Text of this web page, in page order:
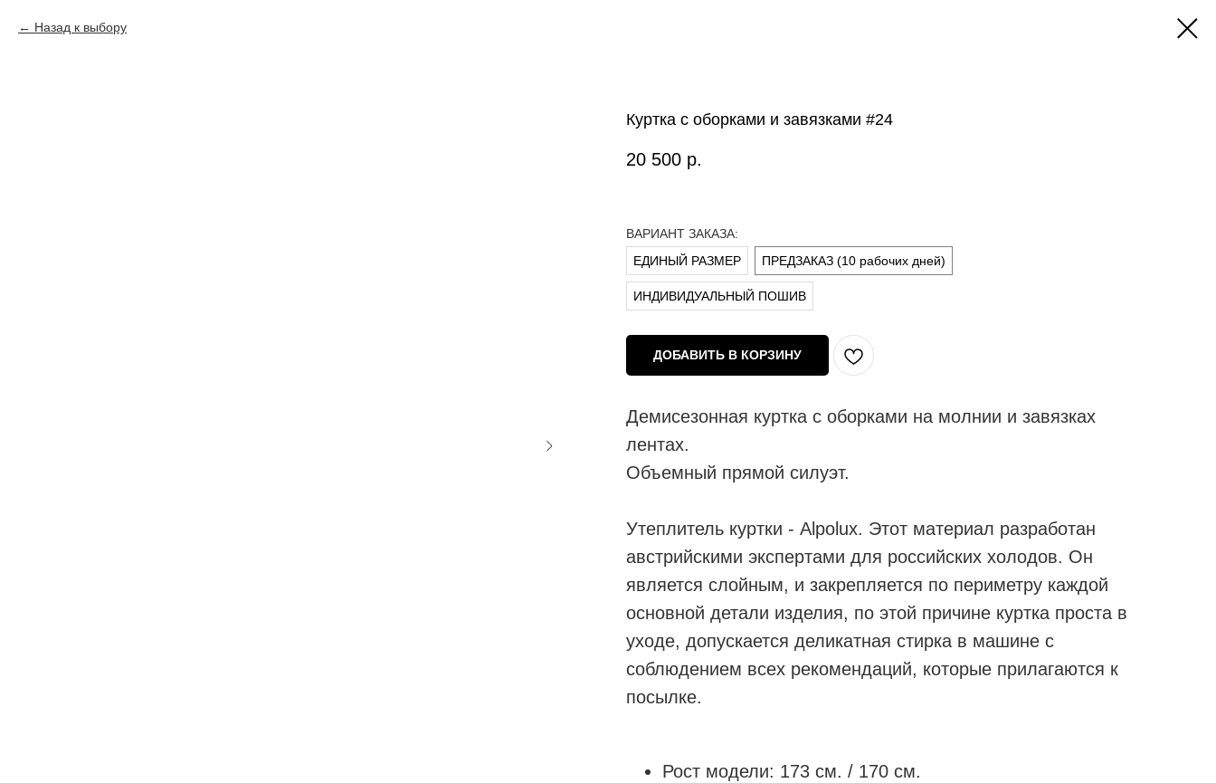
Назад к выбору
Куртка с оборками и завязками #24
20 500 р.
ВАРИАНТ ЗАКАЗА:
ЕДИНЫЙ РАЗМЕР
ПРЕДЗАКАЗ (10 рабочих дней)
ИНДИВИДУАЛЬНЫЙ ПОШИВ
ДОБАВИТЬ В КОРЗИНУ
Демисезонная куртка с оборками на молнии и завязках
лентах.
Объемный прямой силуэт.
Утеплитель куртки - Alpolux. Этот материал разработан
австрийскими экспертами для российских холодов. Он
является слойным, и закрепляется по периметру каждой
основной детали изделия, по этой причине куртка проста в
уходе, допускается деликатная стирка в машине с
соблюдением всех рекомендаций, которые прилагаются к
посылке.
Рост модели: 173 см. / 170 см.